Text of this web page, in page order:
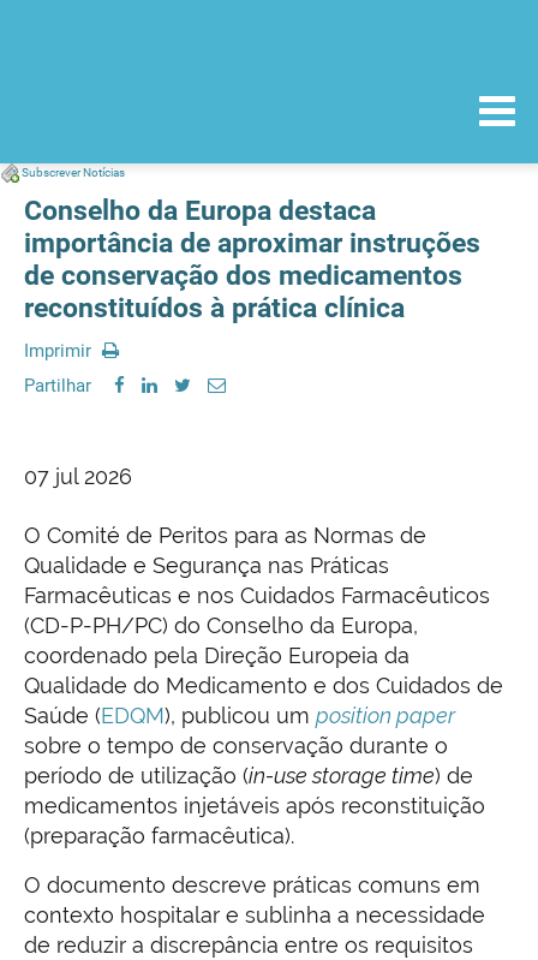
Subscrever Notícias
Conselho da Europa destaca
importância de aproximar instruções
de conservação dos medicamentos
reconstituídos à prática clínica
Imprimir
Partilhar
07 jul 2026
O Comité de Peritos para as Normas de
Qualidade e Segurança nas Práticas
Farmacêuticas e nos Cuidados Farmacêuticos
(CD-P-PH/PC) do Conselho da Europa,
coordenado pela Direção Europeia da
Qualidade do Medicamento e dos Cuidados de
Saúde (EDQM), publicou um position paper
sobre o tempo de conservação durante o
período de utilização (in-use storage time) de
medicamentos injetáveis após reconstituição
(preparação farmacêutica).
O documento descreve práticas comuns em
contexto hospitalar e sublinha a necessidade
de reduzir a discrepância entre os requisitos